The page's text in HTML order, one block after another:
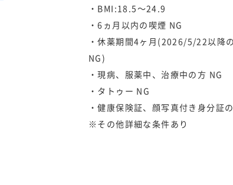
・BMI:18.5～24.9
・6ヵ月以内の喫煙 NG
・休薬期間4ヶ月(2026/5/22以降
NG)
・現病、服薬中、治療中の方 NG
・タトゥー NG
・健康保険証、顔写真付き身分証
※その他詳細な条件あり